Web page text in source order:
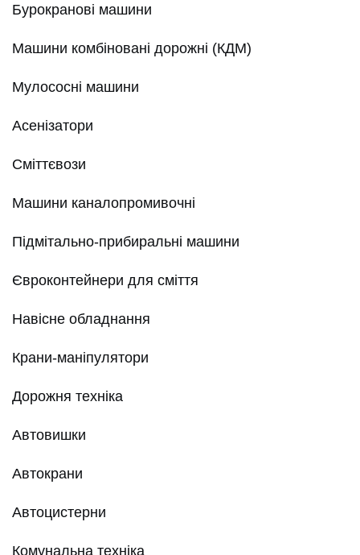
Бурокранові машини
Машини комбіновані дорожні (КДМ)
Мулососні машини
Асенізатори
Сміттєвози
Машини каналопромивочні
Підмітально-прибиральні машини
Євроконтейнери для сміття
Навісне обладнання
Крани-маніпулятори
Дорожня техніка
Автовишки
Автокрани
Автоцистерни
Комунальна техніка